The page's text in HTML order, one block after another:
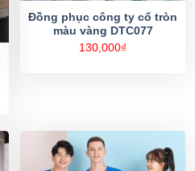
Đồng phục công ty cổ tròn
màu vàng DTC077
130,000₫